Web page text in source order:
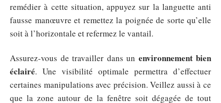
remédier à cette situation, appuyez sur la languette anti
fausse manœuvre et remettez la poignée de sorte qu’elle
soit à l’horizontale et refermez le vantail.
Assurez-vous de travailler dans un environnement bien
éclairé. Une visibilité optimale permettra d’effectuer
certaines manipulations avec précision. Veillez aussi à ce
que la zone autour de la fenêtre soit dégagée de tout